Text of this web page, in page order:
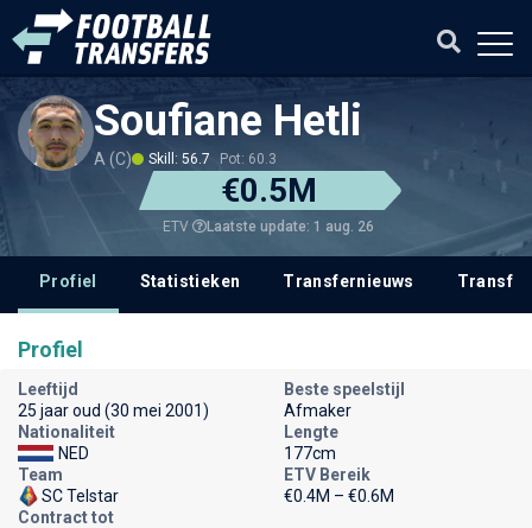
Soufiane Hetli
A (C) Skill: 56.7 Pot: 60.3
€0.5M
ETV Laatste update: 1 aug. 26
Profiel Statistieken Transfernieuws
Profiel
Leeftijd
25 jaar oud (30 mei 2001)
Beste speelstijl
Afmaker
Nationaliteit
NED
Lengte
177cm
Team
SC Telstar
ETV Bereik
€0.4M – €0.6M
Contract tot